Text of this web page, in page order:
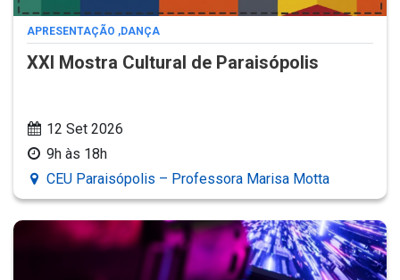
APRESENTAÇÃO ,DANÇA
XXI Mostra Cultural de Paraisópolis
12 Set 2026
9h às 18h
CEU Paraisópolis – Professora Marisa Motta